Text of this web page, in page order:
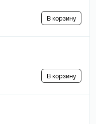
В корзину
В корзину